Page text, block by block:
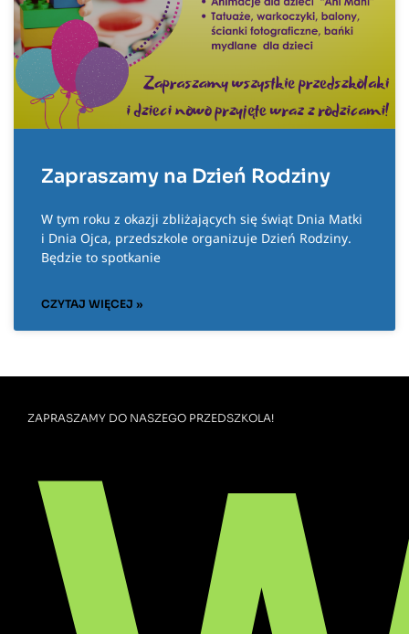
Zapraszamy na Dzień Rodziny
W tym roku z okazji zbliżających się świąt Dnia Matki
i Dnia Ojca, przedszkole organizuje Dzień Rodziny.
Będzie to spotkanie
CZYTAJ WIĘCEJ »
ZAPRASZAMY DO NASZEGO PRZEDSZKOLA!